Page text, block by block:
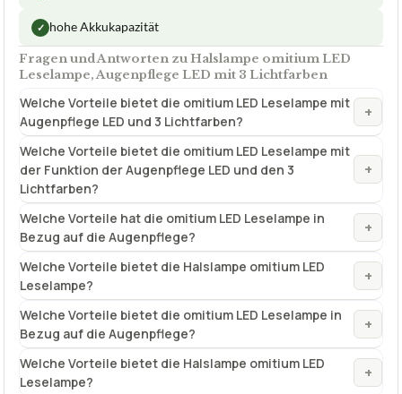
✓ hohe Akkukapazität
Fragen und Antworten zu Halslampe omitium LED
Leselampe, Augenpflege LED mit 3 Lichtfarben
Welche Vorteile bietet die omitium LED Leselampe mit
Augenpflege LED und 3 Lichtfarben?
+
Welche Vorteile bietet die omitium LED Leselampe mit
der Funktion der Augenpflege LED und den 3
Lichtfarben?
+
Welche Vorteile hat die omitium LED Leselampe in
Bezug auf die Augenpflege?
+
Welche Vorteile bietet die Halslampe omitium LED
Leselampe?
+
Welche Vorteile bietet die omitium LED Leselampe in
Bezug auf die Augenpflege?
+
Welche Vorteile bietet die Halslampe omitium LED
Leselampe?
+